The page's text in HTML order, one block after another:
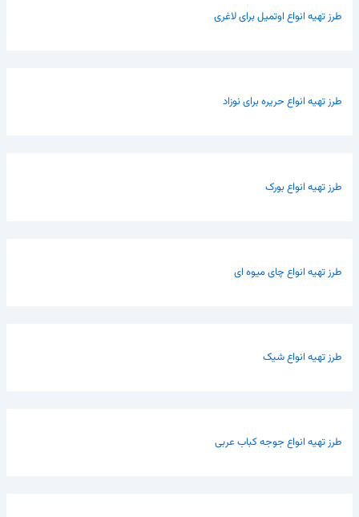
طرز تهیه انواع اوتمیل برای لاغری
طرز تهیه انواع حریره برای نوزاد
طرز تهیه انواع بورک
طرز تهیه انواع چای میوه ای
طرز تهیه انواع شیک
طرز تهیه انواع جوجه کباب عربی